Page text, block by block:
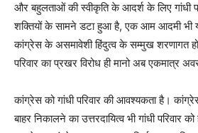
और बहुलताओं की स्वीकृति के आदर्श के लिए गांधी
शक्तियों के सामने डटा हुआ है, एक आम आदमी भी
कांग्रेस के असमावेशी हिंदुत्व के सम्मुख शरणागत
परिवार का प्रखर विरोध ही मानो अब एकमात्र
कांग्रेस को गांधी परिवार की आवश्यकता है।
बाहर निकालने का उत्तरदायित्व भी गांधी परिवार